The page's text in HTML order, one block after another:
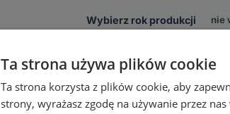
Wybierz rok produkcji
Przedni
4x4
Wybierz skrzynię biegów
Ta strona używa plików cookie
Ta strona korzysta z plików cookie, aby
strony, wyrażasz zgodę na używanie przez